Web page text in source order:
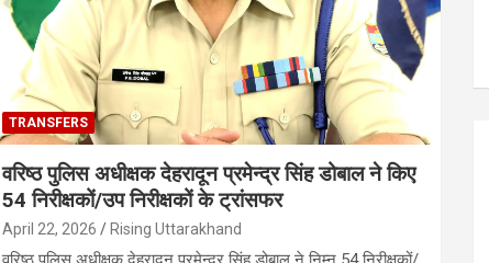
TRANSFERS
वरिष्ठ पुलिस अधीक्षक देहरादून प्रमेन्द्र सिंह डोबाल ने किए
54 निरीक्षकों/उप निरीक्षकों के ट्रांसफर
April 22, 2026 Rising Uttarakhand